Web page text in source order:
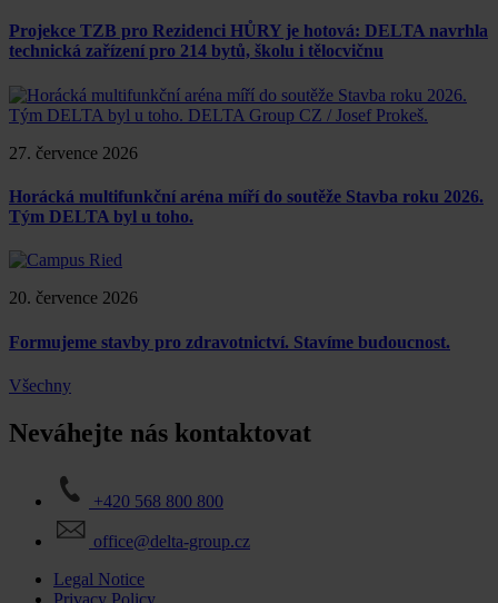
Projekce TZB pro Rezidenci HŮRY je hotová: DELTA navrhla
technická zařízení pro 214 bytů, školu i tělocvičnu
27. července 2026
Horácká multifunkční aréna míří do soutěže Stavba roku 2026.
Tým DELTA byl u toho.
20. července 2026
Formujeme stavby pro zdravotnictví. Stavíme budoucnost.
Všechny
Neváhejte nás kontaktovat
+420 568 800 800
office@delta-group.cz
Legal Notice
Privacy Policy